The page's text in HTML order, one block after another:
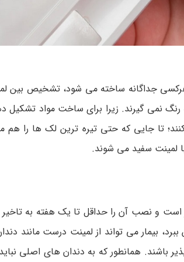
هرکسی جداگانه ساخته می شود، تشخیص بین
نمی گیرند. زیرا برای ساخت مواد تشکیل‌
تا جایی که حتی تیره ترین لک ها را
لمینت سفید می شوند.
است و نصب آن را حداقل تا یک هفته به
ببرد، بیمار می تواند از لمینت درست مانند
همانطور که به دندان های اصلی نباید